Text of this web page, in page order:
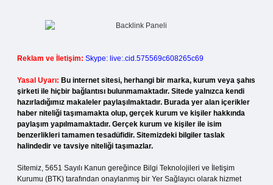
Reklam ve İletişim: Skype: live:.cid.575569c608265c69
Yasal Uyarı: Bu internet sitesi, herhangi bir marka, kurum veya şahıs
şirketi ile hiçbir bağlantısı bulunmamaktadır. Sitede yalnızca kendi
hazırladığımız makaleler paylaşılmaktadır. Burada yer alan içerikler
haber niteliği taşımamakta olup, gerçek kurum ve kişiler hakkında
paylaşım yapılmamaktadır. Gerçek kurum ve kişiler ile isim
benzerlikleri tamamen tesadüfidir. Sitemizdeki bilgiler taslak
halindedir ve tavsiye niteliği taşımazlar.
Sitemiz, 5651 Sayılı Kanun gereğince Bilgi Teknolojileri ve İletişim
Kurumu (BTK) tarafından onaylanmış bir Yer Sağlayıcı olarak hizmet